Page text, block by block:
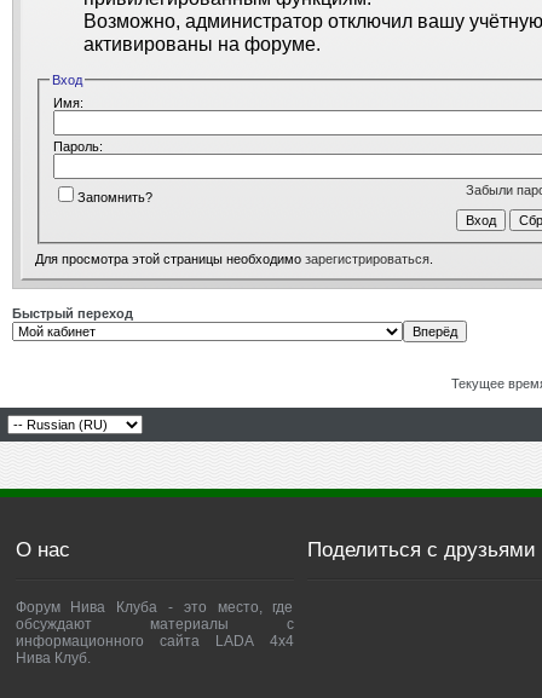
Возможно, администратор отключил вашу
активированы на форуме.
Вход
Имя:
Пароль:
Забыли
Запомнить?
Для просмотра этой страницы необходимо зарегистрироваться
Быстрый переход
Текущее
О нас
Форум Нива Клуба - это место, где
обсуждают материалы с
информационного сайта LADA 4x4
Нива Клуб.
Поделиться с друзьями